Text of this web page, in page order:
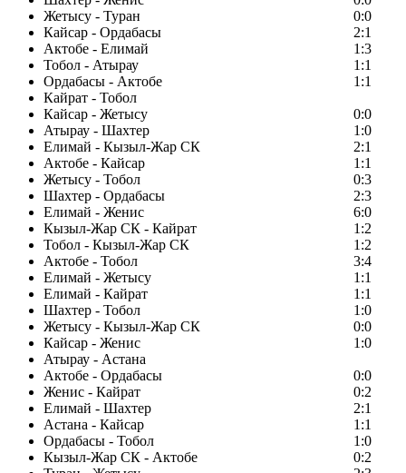
Жетысу - Туран
0:0
Кайсар - Ордабасы
2:1
Актобе - Елимай
1:3
Тобол - Атырау
1:1
Ордабасы - Актобе
1:1
Кайрат - Тобол
Кайсар - Жетысу
0:0
Атырау - Шахтер
1:0
Елимай - Кызыл-Жар СК
2:1
Актобе - Кайсар
1:1
Жетысу - Тобол
0:3
Шахтер - Ордабасы
2:3
Елимай - Женис
6:0
Кызыл-Жар СК - Кайрат
1:2
Тобол - Кызыл-Жар СК
1:2
Актобе - Тобол
3:4
Елимай - Жетысу
1:1
Елимай - Кайрат
1:1
Шахтер - Тобол
1:0
Жетысу - Кызыл-Жар СК
0:0
Кайсар - Женис
1:0
Атырау - Астана
Актобе - Ордабасы
0:0
Женис - Кайрат
0:2
Елимай - Шахтер
2:1
Астана - Кайсар
1:1
Ордабасы - Тобол
1:0
Кызыл-Жар СК - Актобе
0:2